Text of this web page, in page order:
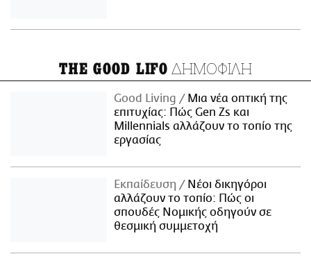
THE GOOD LIFO ΔΗΜΟΦΙΛΗ
Good Living
Μια νέα οπτική της
επιτυχίας: Πώς Gen Zs και
Millennials αλλάζουν το τοπίο της
εργασίας
Εκπαίδευση
Νέοι δικηγόροι
αλλάζουν το τοπίο: Πώς οι
σπουδές Νομικής οδηγούν σε
θεσμική συμμετοχή